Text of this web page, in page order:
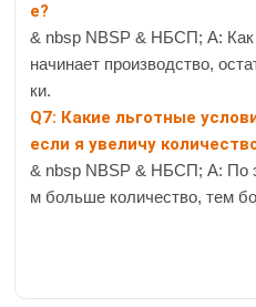
е?
& nbsp NBSP & НБСП; А: Как
начинает производство,
ки.
Q7: Какие льготные
если я увеличу
& nbsp NBSP & НБСП; А: По
м больше количество, тем